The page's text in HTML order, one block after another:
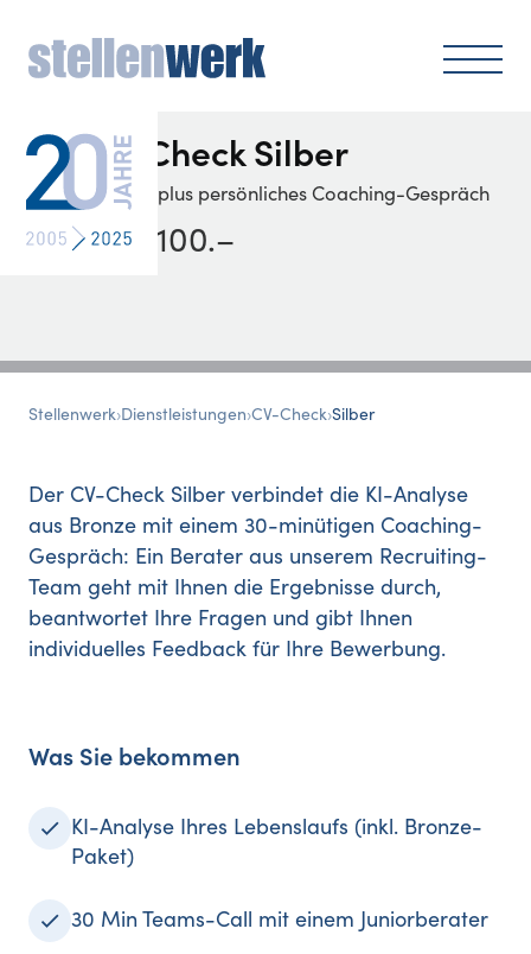
CV-CheckSilber
Analyse plus persönliches Coaching-Gespräch
CHF 100.–
Stellenwerk›Dienstleistungen›CV-Check›Silber
Der CV-Check Silber verbindet die KI-Analyse
aus Bronze mit einem 30-minütigen Coaching-
Gespräch: Ein Berater aus unserem Recruiting-
Team geht mit Ihnen die Ergebnisse durch,
beantwortet Ihre Fragen und gibt Ihnen
individuelles Feedback für Ihre Bewerbung.
Was Sie bekommen
KI-Analyse Ihres Lebenslaufs (inkl. Bronze-
Paket)
30 Min Teams-Call mit einem Juniorberater